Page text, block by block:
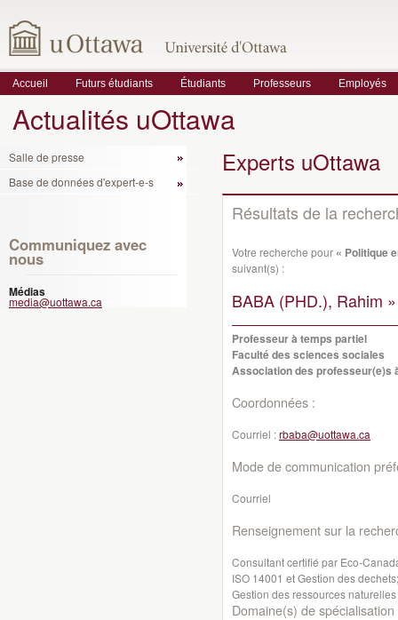
Accueil Futurs étudiants Étudiants Professeurs Employés
Actualités uOttawa
Salle de presse
Base de données d'expert-e-s
Communiquez avec
nous
Médias
media@uottawa.ca
Experts uOttawa
Résultats de la
Votre recherche pour « Politique
suivant(s) :
BABA (PHD.), Rahim »
Professeur à temps partiel
Faculté des sciences sociales
Association des professeur(e)s
Coordonnées :
Courriel :rbaba@uottawa.ca
Mode de communication
Courriel
Renseignement sur la
Consultant certifié par Eco-
ISO 14001 et Gestion des
Gestion des ressources naturelles
Domaine(s) de spécialisation